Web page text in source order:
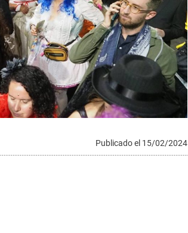
Publicado el 15/02/2024